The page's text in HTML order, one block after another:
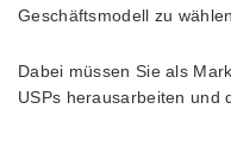
Geschäftsmodell zu wählen.
Dabei müssen Sie als
USPs herausarbeiten und